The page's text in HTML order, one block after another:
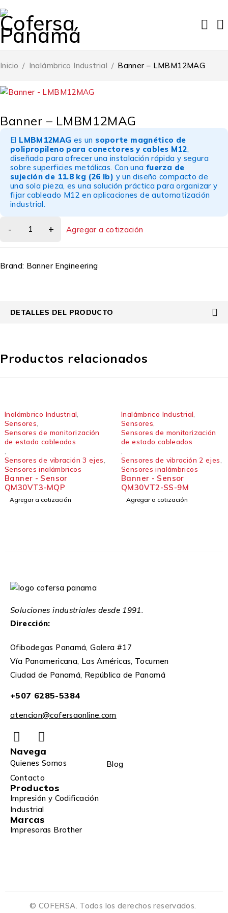
Inicio / Inalámbrico Industrial / Banner – LMBM12MAG
Banner – LMBM12MAG
El LMBM12MAG es un soporte magnético de
polipropileno para conectores y cables M12,
diseñado para ofrecer una instalación rápida y segura
sobre superficies metálicas. Con una fuerza de
sujeción de 11.8 kg (26 lb) y un diseño compacto de
una sola pieza, es una solución práctica para organizar y
fijar cableado M12 en aplicaciones de automatización
industrial.
Agregar a cotización
Brand: Banner Engineering
DETALLES DEL PRODUCTO
Productos relacionados
Inalámbrico Industrial
Sensores
Sensores de monitorización
de estado cableados
Sensores de vibración 3 ejes
Sensores inalámbricos
Banner - Sensor
QM30VT3-MQP
Agregar a cotización
Inalámbrico Industrial
Sensores
Sensores de monitorización
de estado cableados
Sensores de vibración 2 ejes
Sensores inalámbricos
Banner - Sensor
QM30VT2-SS-9M
Agregar a cotización
Soluciones industriales desde 1991.
Dirección:
Ofibodegas Panamá, Galera #17
Vía Panamericana, Las Américas, Tocumen
Ciudad de Panamá, República de Panamá
+507 6285-5384
atencion@cofersaonline.com
Navega
Quienes Somos
Blog
Contacto
Productos
Impresión y Codificación
Industrial
Marcas
Impresoras Brother
© COFERSA. Todos los derechos reservados.